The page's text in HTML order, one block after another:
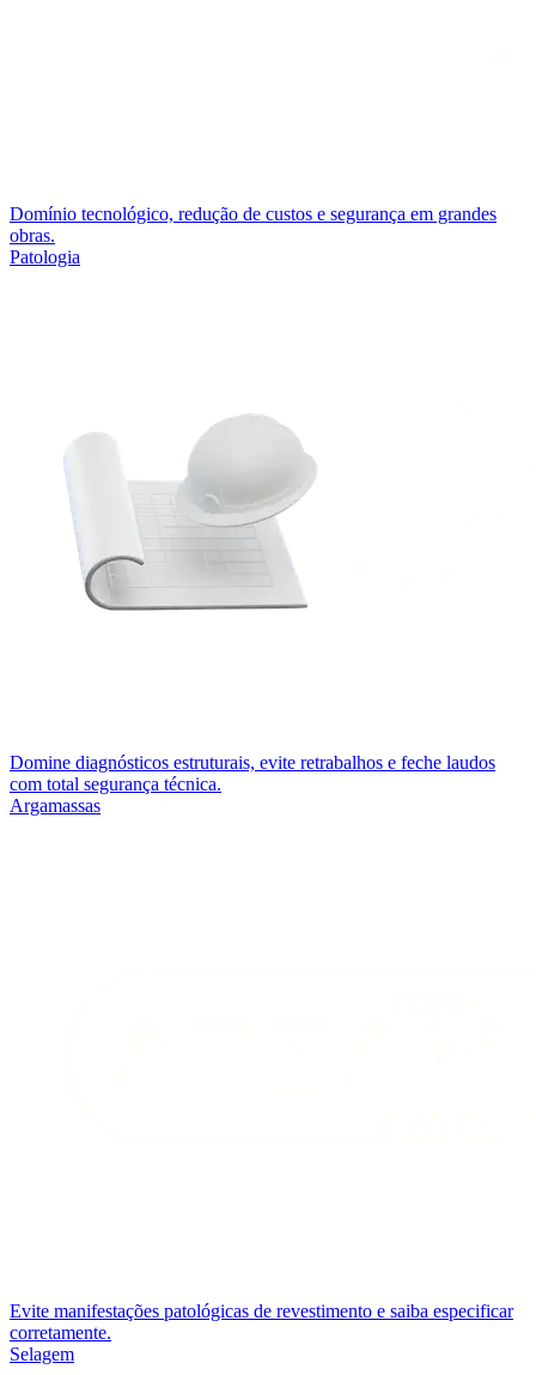
Domínio tecnológico, redução de custos e segurança em grandes
obras.
Patologia
Domine diagnósticos estruturais, evite retrabalhos e feche laudos
com total segurança técnica.
Argamassas
Evite manifestações patológicas de revestimento e saiba especificar
corretamente.
Selagem